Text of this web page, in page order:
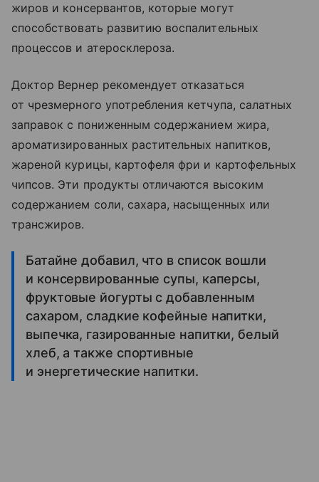
жиров и консервантов, которые могут
способствовать развитию воспалительных
процессов и атеросклероза.
Доктор Вернер рекомендует отказаться
от чрезмерного употребления кетчупа, салатных
заправок с пониженным содержанием жира,
ароматизированных растительных напитков,
жареной курицы, картофеля фри и картофельных
чипсов. Эти продукты отличаются высоким
содержанием соли, сахара, насыщенных или
трансжиров.
Батайне добавил, что в список вошли
и консервированные супы, каперсы,
фруктовые йогурты с добавленным
сахаром, сладкие кофейные напитки,
выпечка, газированные напитки, белый
хлеб, а также спортивные
и энергетические напитки.